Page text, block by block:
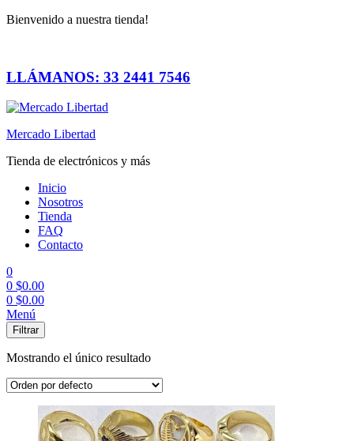
Bienvenido a nuestra tienda!
LLÁMANOS: 33 2441 7546
Mercado Libertad
Tienda de electrónicos y más
Inicio
Nosotros
Tienda
FAQ
Contacto
0
0 $0.00
0 $0.00
Menú
Filtrar
Mostrando el único resultado